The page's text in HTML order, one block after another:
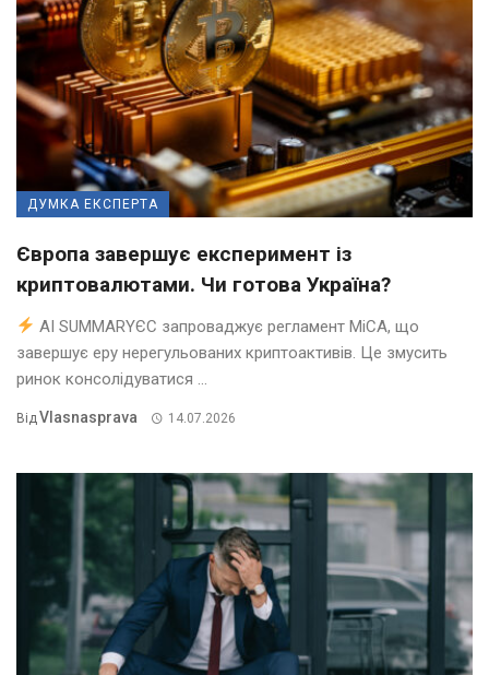
ДУМКА ЕКСПЕРТА
Європа завершує експеримент із
криптовалютами. Чи готова Україна?
AI SUMMARYЄС запроваджує регламент MiCA, що
завершує еру нерегульованих криптоактивів. Це змусить
ринок консолідуватися ...
Від Vlasnasprava 14.07.2026